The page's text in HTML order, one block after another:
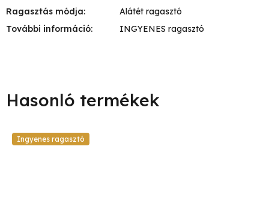
Ragasztás módja:
Alátét ragasztó
További információ: INGYENES ragasztó
Ingyenes ragasztó